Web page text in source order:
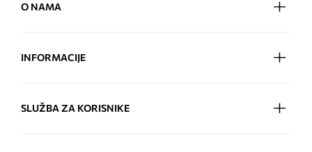
O NAMA
INFORMACIJE
SLUŽBA ZA KORISNIKE